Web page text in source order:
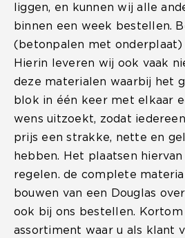
liggen, en kunnen wij alle
binnen een week bestellen.
(betonpalen met onderplaat)
Hierin leveren wij ook vaak
deze materialen waarbij het
blok in één keer met elkaar
wens uitzoekt, zodat
prijs een strakke, nette en
hebben. Het plaatsen
regelen. de complete
bouwen van een Douglas
ook bij ons bestellen.
assortiment waar u als klant